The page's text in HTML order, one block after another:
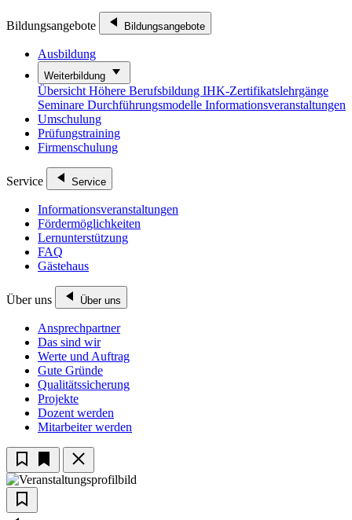
Bildungsangebote Bildungsangebote
Ausbildung
Weiterbildung
Übersicht Höhere Berufsbildung IHK-Zertifikatslehrgänge
Seminare Durchführungsmodelle Informationsveranstaltungen
Umschulung
Prüfungstraining
Firmenschulung
Service Service
Informationsveranstaltungen
Fördermöglichkeiten
Lernunterstützung
FAQ
Gästehaus
Über uns Über uns
Ansprechpartner
Das sind wir
Werte und Auftrag
Gute Gründe
Qualitätssicherung
Projekte
Dozent werden
Mitarbeiter werden